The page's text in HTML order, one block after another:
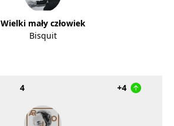
Wielki mały człowiek
Bisquit
4 +4